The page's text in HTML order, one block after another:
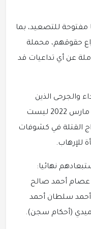
مفتوحة للتصعيد، بما
حقوقهم، محملة
عن أي تداعيات قد
والجرحى الذين
سقطوا في تفجير طور الباحة بتاريخ 3 مارس 2022 ليست
القتلة في كشوفات
للإرهاب.
نهائيا:
عصام أحمد صالح
أحمد سلطان أحمد
(أحكام سجن).